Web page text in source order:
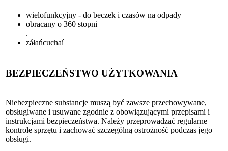
wielofunkcyjny - do beczek i czasów na odpady
obracany o 360 stopni
.
záłańcuchaí
BEZPIECZEŃSTWO UŻYTKOWANIA
Niebezpieczne substancje muszą być zawsze przechowywane,
obsługiwane i usuwane zgodnie z obowiązującymi przepisami i
instrukcjami bezpieczeństwa. Należy przeprowadzać regularne
kontrole sprzętu i zachować szczególną ostrożność podczas jego
obsługi.